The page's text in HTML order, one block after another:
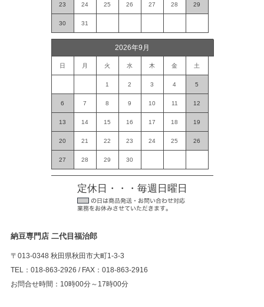
23 24 25 26 27 28 29
30 31
2026年9月
日 月 火 水 木 金 土
1 2 3 4 5
6 7 8 9 10 11 12
13 14 15 16 17 18 19
20 21 22 23 24 25 26
27 28 29 30
定休日・・・毎週日曜日
納豆専門店 二代目福治郎
〒013-0348 秋田県秋田市大町1-3-3
TEL：018-863-2926 / FAX：018-863-2916
お問合せ時間：10時00分～17時00分